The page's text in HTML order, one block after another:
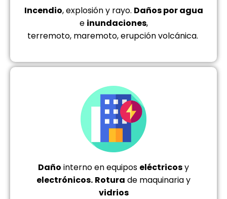
Incendio, explosión y rayo. Daños por agua
e inundaciones,
terremoto, maremoto, erupción volcánica.
Daño interno en equipos eléctricosy
electrónicos. Rotura de maquinaria y
vidrios